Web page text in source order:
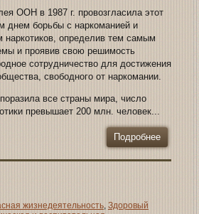
ООН в 1987 г. провозгласила этот
днем борьбы с наркоманией и
наркотиков, определив тем самым
и проявив свою решимость
сотрудничество для достижения
свободного от наркомании.
все страны мира, число
превышает 200 млн. человек...
Подробнее
жизнедеятельность, Здоровый